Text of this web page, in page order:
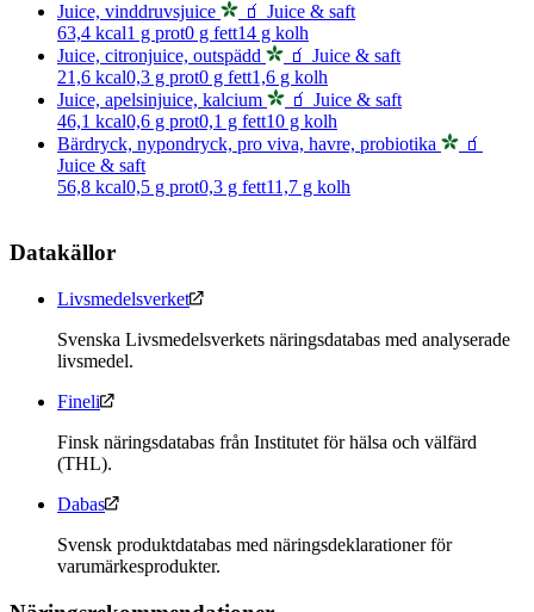
Juice, vinddruvsjuice
🧃 Juice & saft
63,4 kcal1 g prot0 g fett14 g kolh
Juice, citronjuice, outspädd
🧃 Juice & saft
21,6 kcal0,3 g prot0 g fett1,6 g kolh
Juice, apelsinjuice, kalcium
🧃 Juice & saft
46,1 kcal0,6 g prot0,1 g fett10 g kolh
Bärdryck, nypondryck, pro viva, havre, probiotika
🧃
Juice & saft
56,8 kcal0,5 g prot0,3 g fett11,7 g kolh
Datakällor
Livsmedelsverket
Svenska Livsmedelsverkets näringsdatabas med analyserade
livsmedel.
Fineli
Finsk näringsdatabas från Institutet för hälsa och välfärd
(THL).
Dabas
Svensk produktdatabas med näringsdeklarationer för
varumärkesprodukter.